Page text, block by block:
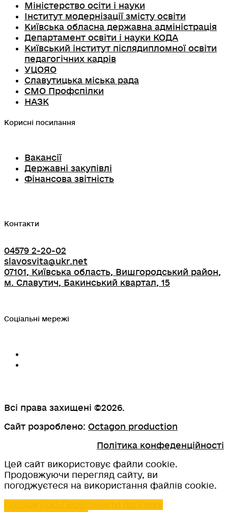
Міністерство осіти і науки
Інститут модернізації змісту освіти
Київська обласна державна адміністрація
Департамент освіти і науки КОДА
Київський інститут післядипломної освіти
педагогічних кадрів
УЦОЯО
Славутицька міська рада
СМО Профспілки
НАЗК
Корисні посилання
Вакансії
Державні закупівлі
Фінансова звітність
Контакти
04579 2-20-02
slavosvita@ukr.net
07101, Київська область, Вишгородський район,
м. Славутич, Бакинський квартал, 15
Соціальні мережі
Всі права захищені ©2026.
Сайт розроблено: Octagon production
Політика конфеденційності
Цей сайт використовує файли cookie.
Продовжуючи перегляд сайту, ви
погоджуєтеся на використання файлів cookie.